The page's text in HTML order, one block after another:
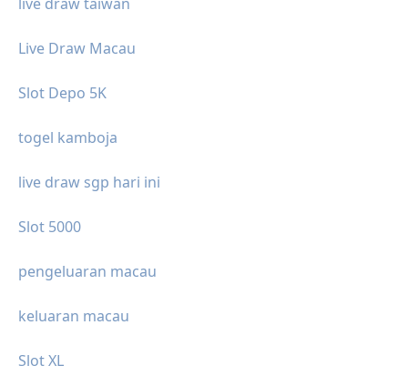
Live Draw Macau
Slot Depo 5K
togel kamboja
live draw sgp hari ini
Slot 5000
pengeluaran macau
keluaran macau
Slot XL